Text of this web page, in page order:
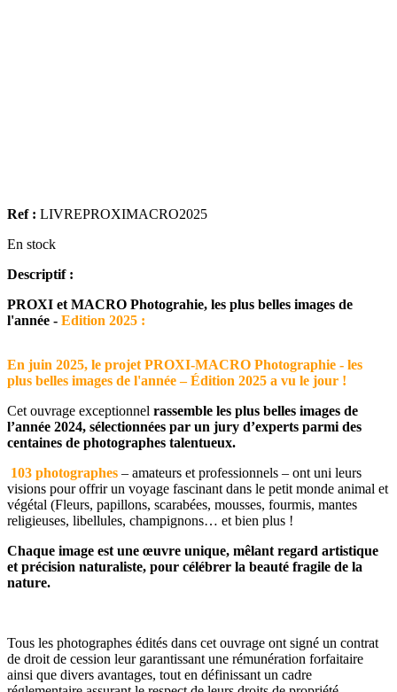
Ref : LIVREPROXIMACRO2025
En stock
Descriptif :
PROXI et MACRO Photograhie, les plus belles images de
l'année - Edition 2025 :
En juin 2025, le projet PROXI-MACRO Photographie - les
plus belles images de l'année – Édition 2025 a vu le jour !
Cet ouvrage exceptionnel rassemble les plus belles images de
l’année 2024, sélectionnées par un jury d’experts parmi des
centaines de photographes talentueux.
103 photographes – amateurs et professionnels – ont uni leurs
visions pour offrir un voyage fascinant dans le petit monde animal et
végétal (Fleurs, papillons, scarabées, mousses, fourmis, mantes
religieuses, libellules, champignons… et bien plus !
Chaque image est une œuvre unique, mêlant regard artistique
et précision naturaliste, pour célébrer la beauté fragile de la
nature.
Tous les photographes édités dans cet ouvrage ont signé un contrat
de droit de cession leur garantissant une rémunération forfaitaire
ainsi que divers avantages, tout en définissant un cadre